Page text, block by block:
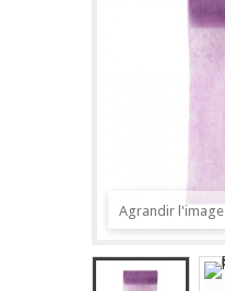
Agrandir l'image